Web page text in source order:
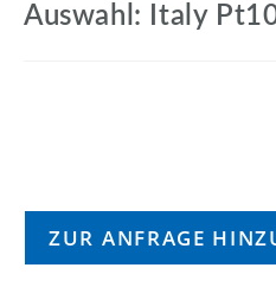
Auswahl: Italy
ZUR ANFRAGE